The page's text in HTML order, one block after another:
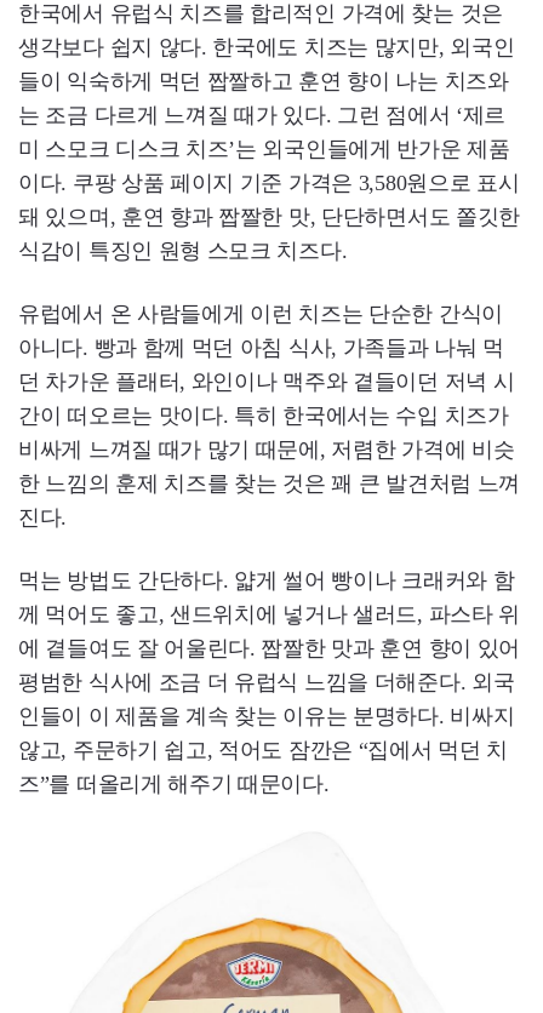
한국에서 유럽식 치즈를 합리적인 가격에 찾는 것은
생각보다 쉽지 않다. 한국에도 치즈는 많지만, 외국인
들이 익숙하게 먹던 짭짤하고 훈연 향이 나는 치즈와
는 조금 다르게 느껴질 때가 있다. 그런 점에서 ‘제르
미 스모크 디스크 치즈’는 외국인들에게 반가운 제품
이다. 쿠팡 상품 페이지 기준 가격은 3,580원으로 표시
돼 있으며, 훈연 향과 짭짤한 맛, 단단하면서도 쫄깃한
식감이 특징인 원형 스모크 치즈다.
유럽에서 온 사람들에게 이런 치즈는 단순한 간식이
아니다. 빵과 함께 먹던 아침 식사, 가족들과 나눠 먹
던 차가운 플래터, 와인이나 맥주와 곁들이던 저녁 시
간이 떠오르는 맛이다. 특히 한국에서는 수입 치즈가
비싸게 느껴질 때가 많기 때문에, 저렴한 가격에 비슷
한 느낌의 훈제 치즈를 찾는 것은 꽤 큰 발견처럼 느껴
진다.
먹는 방법도 간단하다. 얇게 썰어 빵이나 크래커와 함
께 먹어도 좋고, 샌드위치에 넣거나 샐러드, 파스타 위
에 곁들여도 잘 어울린다. 짭짤한 맛과 훈연 향이 있어
평범한 식사에 조금 더 유럽식 느낌을 더해준다. 외국
인들이 이 제품을 계속 찾는 이유는 분명하다. 비싸지
않고, 주문하기 쉽고, 적어도 잠깐은 “집에서 먹던 치
즈”를 떠올리게 해주기 때문이다.